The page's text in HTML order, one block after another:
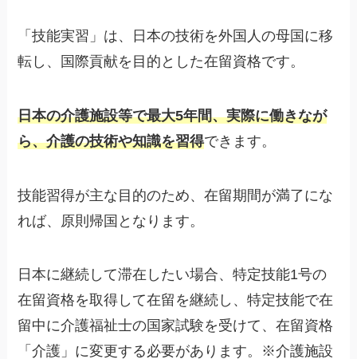
「技能実習」は、日本の技術を外国人の母国に移
転し、国際貢献を目的とした在留資格です。
日本の介護施設等で最大5年間、実際に働きなが
ら、介護の技術や知識を習得できます。
技能習得が主な目的のため、在留期間が満了にな
れば、原則帰国となります。
日本に継続して滞在したい場合、特定技能1号の
在留資格を取得して在留を継続し、特定技能で在
留中に介護福祉士の国家試験を受けて、在留資格
「介護」に変更する必要があります。※介護施設